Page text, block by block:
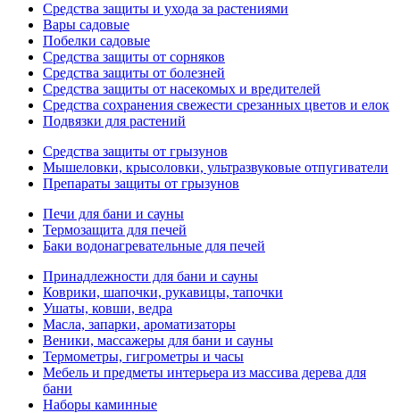
Средства защиты и ухода за растениями
Вары садовые
Побелки садовые
Средства защиты от сорняков
Средства защиты от болезней
Средства защиты от насекомых и вредителей
Средства сохранения свежести срезанных цветов и елок
Подвязки для растений
Средства защиты от грызунов
Мышеловки, крысоловки, ультразвуковые отпугиватели
Препараты защиты от грызунов
Печи для бани и сауны
Термозащита для печей
Баки водонагревательные для печей
Принадлежности для бани и сауны
Коврики, шапочки, рукавицы, тапочки
Ушаты, ковши, ведра
Масла, запарки, ароматизаторы
Веники, массажеры для бани и сауны
Термометры, гигрометры и часы
Мебель и предметы интерьера из массива дерева для
бани
Наборы каминные